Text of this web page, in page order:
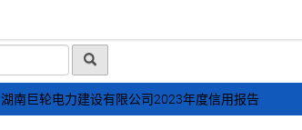
湖南巨轮电力建设有限公司2023年度信用报告